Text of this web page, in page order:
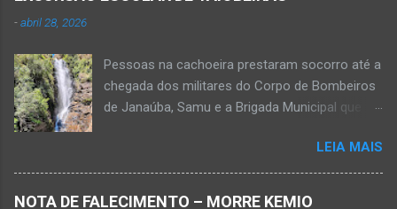
-abril 28, 2026
Pessoas na cachoeira prestaram socorro até a
chegada dos militares do Corpo de Bombeiros
de Janaúba, Samu e a Brigada Municipal que
resistiu e foi a óbito Foto álbum pessoal Kauan
Pereira Alves publicou em sua rede social a
foto em que apreciava a Cachoeira Maria Rosa,
LEIA MAIS
NOTA DE FALECIMENTO – MORRE KEMIO